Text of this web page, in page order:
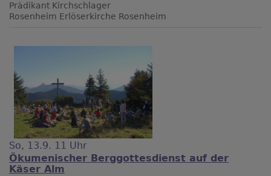
Prädikant Kirchschlager
Rosenheim Erlöserkirche Rosenheim
So, 13.9. 11 Uhr
Ökumenischer Berggottesdienst auf der
Käser Alm